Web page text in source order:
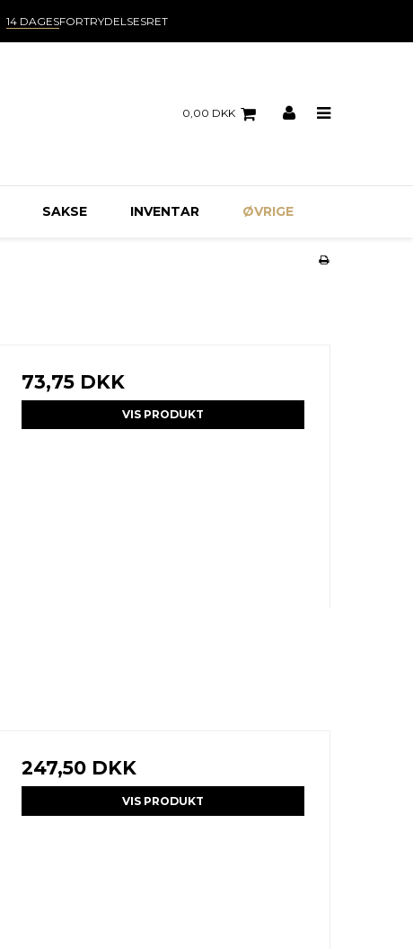
14 DAGESFORTRYDELSESRET
0,00 DKK
SAKSE INVENTAR ØVRIGE
73,75 DKK
VIS PRODUKT
247,50 DKK
VIS PRODUKT